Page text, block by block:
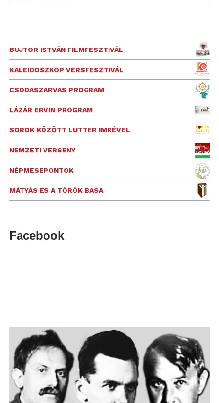
BUJTOR ISTVÁN FILMFESZTIVÁL
KALEIDOSZKOP VERSFESZTIVÁL
CSODASZARVAS PROGRAM
LÁZÁR ERVIN PROGRAM
SOROK KÖZÖTT LUTTER IMRÉVEL
NEMZETI VERSENY
NÉPMESEPONTOK
MÁTYÁS ÉS A TÖRÖK BASA
Facebook